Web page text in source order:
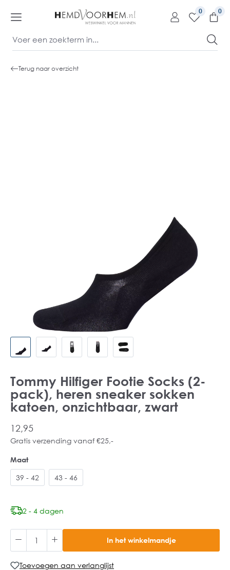
0
Terug naar overzicht
Tommy Hilfiger Footie Socks (2-
pack), heren sneaker sokken
katoen, onzichtbaar, zwart
12,95
Gratis verzending vanaf €25,-
Maat
39 - 42 43 - 46
2 - 4 dagen
In het winkelmandje
Toevoegen aan verlanglijst